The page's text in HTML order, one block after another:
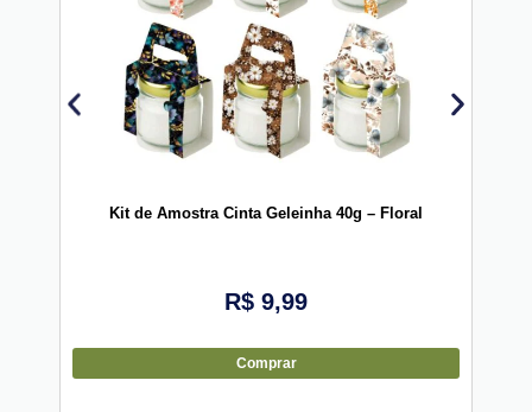
Kit de Amostra Cinta Geleinha 40g – Floral
R$ 9,99
Comprar